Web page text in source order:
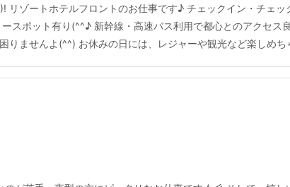
ゾートホテルフロントのお仕事です♪ チェックイン・チェッ
スポット有り(^^♪ 新幹線・高速バス利用で都心とのアクセス
りませんよ(^^) お休みの日には、レジャーや観光など楽しめ